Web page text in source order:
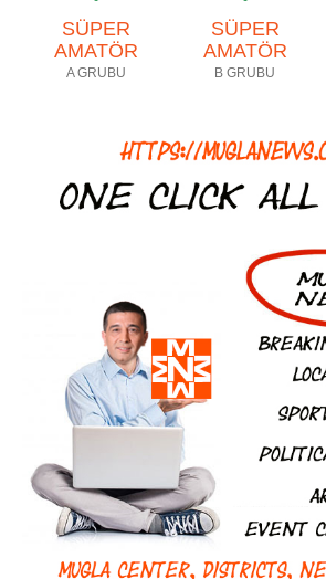
SÜPER
AMATÖR
A GRUBU
SÜPER
AMATÖR
B GRUBU